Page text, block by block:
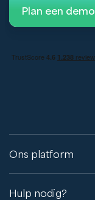
Plan een demo
Ons platform
Hulp nodig?